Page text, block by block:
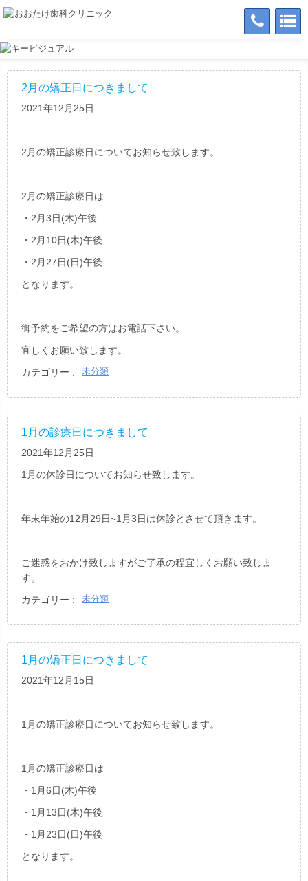
2月の矯正日につきまして
2021年12月25日
2月の矯正診療日についてお知らせ致します。
2月の矯正診療日は
・2月3日(木)午後
・2月10日(木)午後
・2月27日(日)午後
となります。
御予約をご希望の方はお電話下さい。
宜しくお願い致します。
カテゴリー :
未分類
1月の診療日につきまして
2021年12月25日
1月の休診日についてお知らせ致します。
年末年始の12月29日~1月3日は休診とさせて頂きます。
ご迷惑をおかけ致しますがご了承の程宜しくお願い致しま
す。
カテゴリー :
未分類
1月の矯正日につきまして
2021年12月15日
1月の矯正診療日についてお知らせ致します。
1月の矯正診療日は
・1月6日(木)午後
・1月13日(木)午後
・1月23日(日)午後
となります。